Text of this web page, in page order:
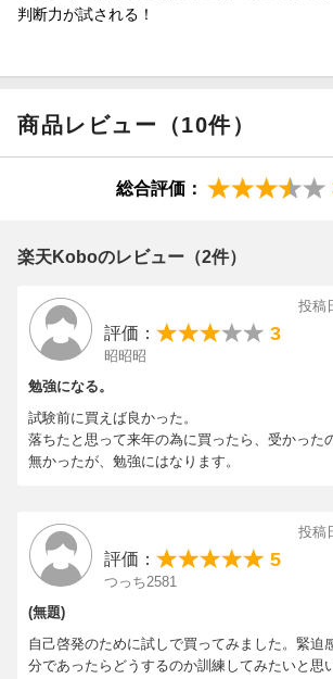
判断力が試される！
商品レビュー（10件）
総合評価：
楽天Koboのレビュー（2件）
投稿
評価： 3
昭昭昭
勉強になる。
試験前に買えば良かった。
落ちたと思って来年の為に買ったら、受かった
無かったが、勉強にはなります。
投稿
評価： 5
つっち2581
(無題)
自己啓発のために試しで買ってみました。緊迫
分であったらどうするのか訓練してみたいと思